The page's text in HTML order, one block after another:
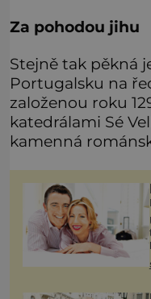
Za pohodou jihu
Stejně tak pěkná
Portugalsku na
založenou roku
katedrálami Sé
kamenná